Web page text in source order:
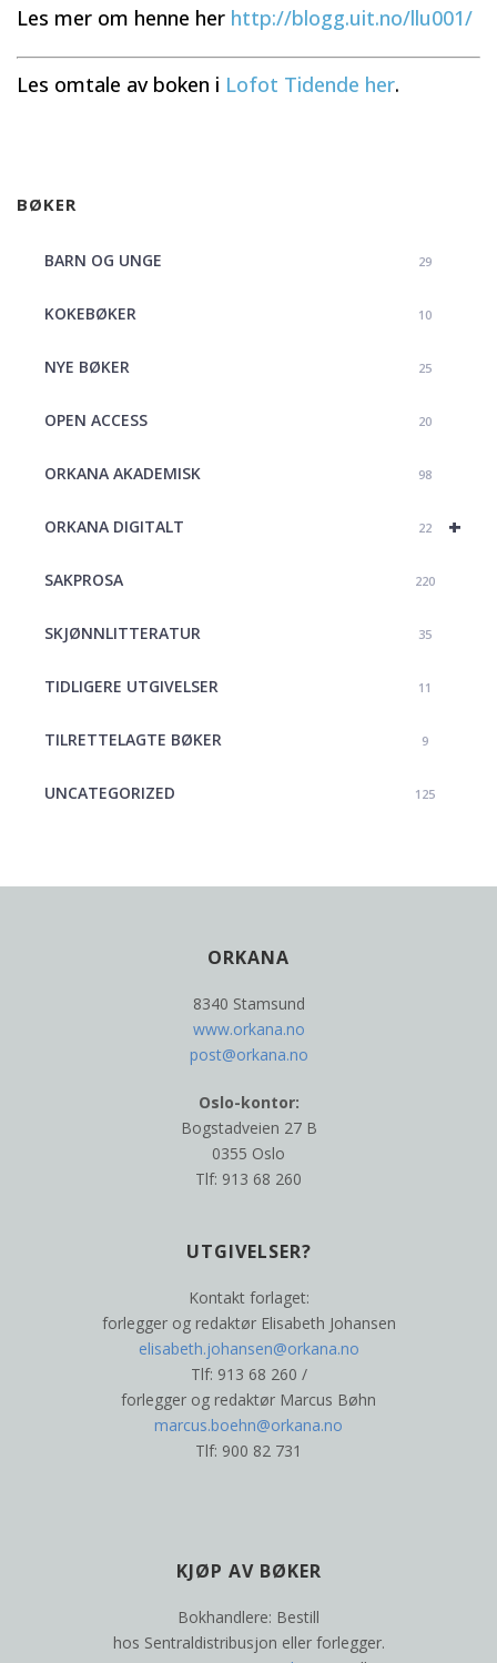
Les mer om henne her http://blogg.uit.no/llu001/
Les omtale av boken i Lofot Tidende her.
BØKER
BARN OG UNGE 29
KOKEBØKER 10
NYE BØKER 25
OPEN ACCESS 20
ORKANA AKADEMISK 98
+
ORKANA DIGITALT 22
SAKPROSA 220
SKJØNNLITTERATUR 35
TIDLIGERE UTGIVELSER 11
TILRETTELAGTE BØKER 9
UNCATEGORIZED 125
ORKANA
8340 Stamsund
www.orkana.no
post@orkana.no
Oslo-kontor:
Bogstadveien 27 B
0355 Oslo
Tlf: 913 68 260
UTGIVELSER?
Kontakt forlaget:
forlegger og redaktør Elisabeth Johansen
elisabeth.johansen@orkana.no
Tlf: 913 68 260 /
forlegger og redaktør Marcus Bøhn
marcus.boehn@orkana.no
Tlf: 900 82 731
KJØP AV BØKER
Bokhandlere: Bestill
hos Sentraldistribusjon eller forlegger.